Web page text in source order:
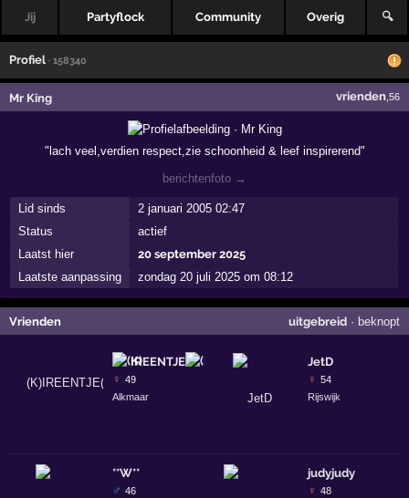
Jij Partyflock Community Overig 🔍
Profiel · 158340
Mr King vrienden ,56
"lach veel,verdien respect,zie schoonheid & leef inspirerend"
berichtenfoto →
Lid sinds
2 januari 2005 02:47
Status
actief
Laatst hier
20 september 2025
Laatste aanpassing
zondag 20 juli 2025 om 08:12
Vrienden uitgebreid· beknopt
IREENTJE
♀ 49
Alkmaar
**W**
♂ 46
JetD
♀ 54
Rijswijk
judyjudy
♀ 48